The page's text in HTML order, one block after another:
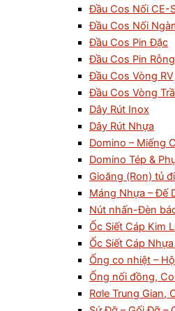
Đầu Cos Nối CE-
Đầu Cos Nối
Đầu Cos Pin Đặc
Đầu Cos Pin Rỗng
Đầu Cos Vòng RV
Đầu Cos Vòng
Dây Rút Inox
Dây Rút Nhựa
Domino – Miếng
Domino Tép &
Gioăng (Ron) tủ
Máng Nhựa – Đế
Nút nhấn-Đèn
Ốc Siết Cáp Kim
Ốc Siết Cáp
Ống co nhiệt –
Ống nối đồng,
Rơle Trung Gian,